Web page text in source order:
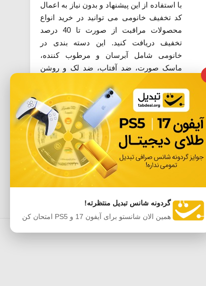
با استفاده از این پیشنهاد و بدون نیاز به اعمال
کد تخفیف خانومی می توانید در خرید انواع
محصولات مراقبت از صورت تا 40 درصد
تخفیف دریافت کنید. این دسته بندی در
خانومی شامل آبرسان و مرطوب کننده،
ماسک صورت، ضد آفتاب، ضد لک و روشن
سفت کننده صورت، ترمیم...
گردونه شانس تبدیل منتظرته!
همین الان شانستو برای آیفون 17 و PS5 امتحان کن